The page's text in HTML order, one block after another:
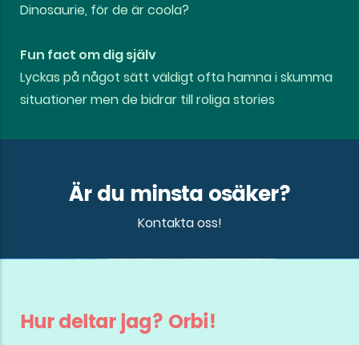
Dinosaurie, för de är coola?
Fun fact om dig själv
Lyckas på något sätt väldigt ofta hamna i skumma
situationer men de bidrar till roliga stories
Är du minsta osäker?
Kontakta oss!
Hur deltar jag? Orbi!